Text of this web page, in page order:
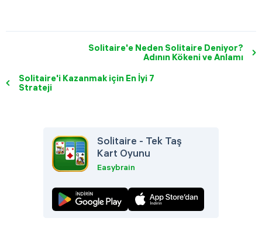
Solitaire'e Neden Solitaire Deniyor?
Adının Kökeni ve Anlamı
Solitaire'i Kazanmak için En İyi 7
Strateji
Solitaire - Tek Taş
Kart Oyunu
Easybrain